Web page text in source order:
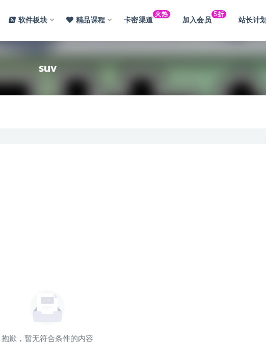
软件板块 精品课程 卡密渠道
火热
加入会员
5折
站长计划
suv
抱歉，暂无符合条件的内容